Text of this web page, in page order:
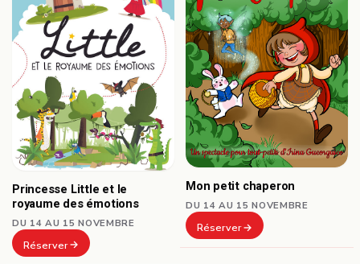
Princesse Little et le
royaume des émotions
DU 14 AU 15 NOVEMBRE
Réserver
Mon petit chaperon
DU 14 AU 15 NOVEMBRE
Réserver